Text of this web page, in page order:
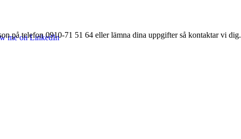
på telefon 0910-71 51 64 eller lämna dina uppgifter så kontaktar vi dig.
me on LinkedIn